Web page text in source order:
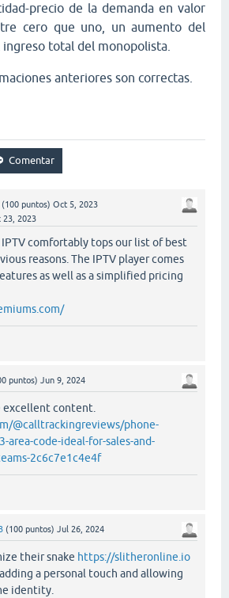
precio de la demanda en valor
cero que uno, un aumento del
total del monopolista.
anteriores son correctas.
(100 puntos) Oct 5, 2023
23, 2023
comfortably tops our list of best
reasons. The IPTV player comes
as well as a simplified pricing
puntos) Jun 9, 2024
excellent content.
@calltrackingreviews/phone-
area-code-ideal-for-sales-and-
2c6c7e1c4e4f
(100 puntos) Jul 26, 2024
their snake https://slitheronline.io
a personal touch and allowing
identity.